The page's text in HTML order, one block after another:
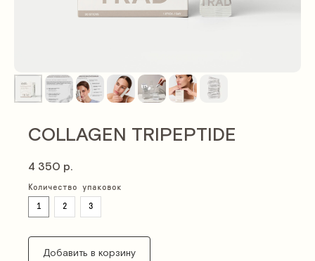
COLLAGEN TRIPEPTIDE
4 350 р.
Количество упаковок
1 2 3
Добавить в корзину